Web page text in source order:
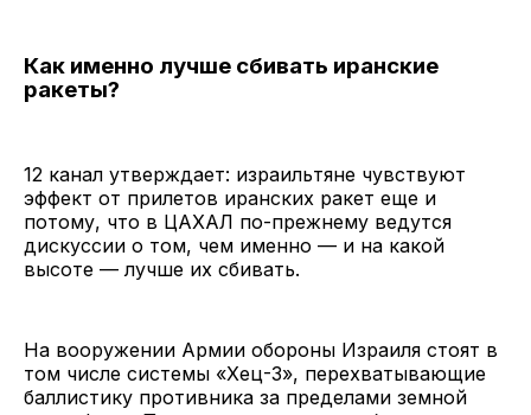
Как именно лучше сбивать иранские
ракеты?
12 канал утверждает: израильтяне чувствуют
эффект от прилетов иранских ракет еще и
потому, что в ЦАХАЛ по-прежнему ведутся
дискуссии о том, чем именно — и на какой
высоте — лучше их сбивать.
На вооружении Армии обороны Израиля стоят в
том числе системы «Хец-3», перехватывающие
баллистику противника за пределами земной